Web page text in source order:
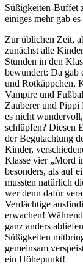
Süßigkeiten-Buffet
einiges mehr gab
Zur üblichen Zeit,
zunächst alle
Stunden in den
bewundert: Da gab
und Rotkäppchen,
Vampire und
Zauberer und Pippi
es nicht
schlüpfen? Diesen
der Begutachtung
Kinder,
Klasse vier „Mord
besonders, als auf
mussten natürlich
wer denn dafür
Verdächtige
erwachen!
ganz anders
Süßigkeiten
gemeinsam
ein Höhepunkt!